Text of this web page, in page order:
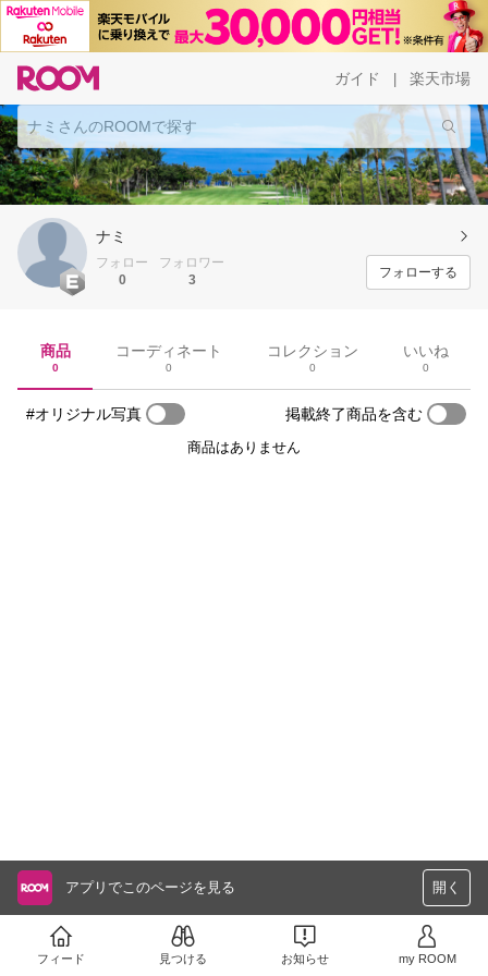
ガイド 楽天市場
ナミ
フォロー
0
フォロワー
3
フォローする
商品
0
コーディネート
0
コレクション
0
いいね
0
#オリジナル写真 掲載終了商品を含む
商品はありません
アプリでこのページを見る 開く
フィード 見つける お知らせ my ROOM